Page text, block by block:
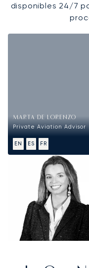
disponibles 24/7
MARTA DE LORENZO
Private Aviation Advisor
EN ES FR